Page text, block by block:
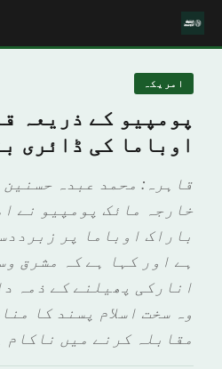
امريكہ
پومپیو کے ذریعہ
اوباما کی ڈائری
قاہرہ: محمد عبدہ حسنین
خارجہ مائک پومپیو نے
باراک اوباما پر
ہے اور کہا ہے کہ مشرق
انارکی پھیلنے کے ذمہ
وہ سخت اسلام پسند کا
مقابلہ کرنے میں ناکام